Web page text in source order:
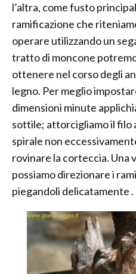
l’altra, come fusto
ramificazione che
operare utilizzando un
tratto di moncone
ottenere nel corso degli
legno. Per meglio
dimensioni minute
sottile; attorcigliamo il filo
spirale non
rovinare la corteccia. Una
possiamo direzionare i
piegandoli delicatamente .